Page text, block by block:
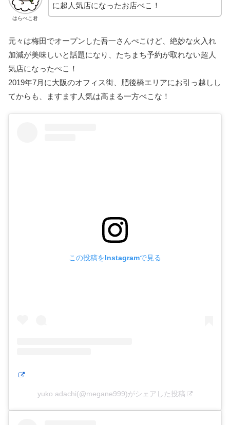
はらぺこ君
に超人気店になったお店ぺこ！
元々は梅田でオープンした吾一さんぺこけど、絶妙な火入れ
加減が美味しいと話題になり、たちまち予約が取れない超人
気店になったぺこ！
2019年7月に大阪のオフィス街、肥後橋エリアにお引っ越しし
てからも、ますます人気は高まる一方ぺこな！
この投稿をInstagramで見る
yuko adachi(@megane999)がシェアした投稿